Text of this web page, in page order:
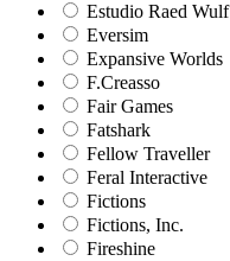
Estudio Raed Wulf
Eversim
Expansive Worlds
F.Creasso
Fair Games
Fatshark
Fellow Traveller
Feral Interactive
Fictions
Fictions, Inc.
Fireshine